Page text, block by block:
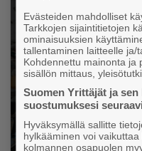
Suomalaiset
1
Evästeiden mahdolliset
Tarkkojen sijaintitietojen
ominaisuuksien
tallentaminen laitteelle ja/
Kohdennettu mainonta ja
sisällön mittaus,
Suomen Yrittäjät ja
suostumuksesi
Hyväksymällä sallitte
hylkääminen voi
kolmannen osapuolen